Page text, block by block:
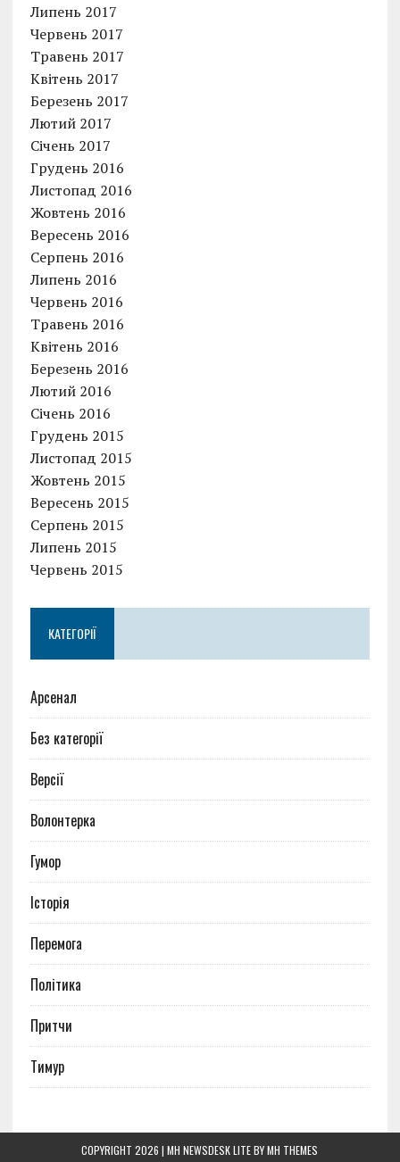
Липень 2017
Червень 2017
Травень 2017
Квітень 2017
Березень 2017
Лютий 2017
Січень 2017
Грудень 2016
Листопад 2016
Жовтень 2016
Вересень 2016
Серпень 2016
Липень 2016
Червень 2016
Травень 2016
Квітень 2016
Березень 2016
Лютий 2016
Січень 2016
Грудень 2015
Листопад 2015
Жовтень 2015
Вересень 2015
Серпень 2015
Липень 2015
Червень 2015
КАТЕГОРІЇ
Арсенал
Без категорії
Версії
Волонтерка
Гумор
Історія
Перемога
Політика
Притчи
Тимур
COPYRIGHT 2026 | MH NEWSDESK LITE BYMH THEMES